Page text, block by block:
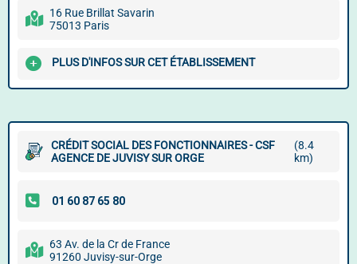
16 Rue Brillat Savarin
75013 Paris
PLUS D'INFOS SUR CET ÉTABLISSEMENT
CRÉDIT SOCIAL DES FONCTIONNAIRES - CSF
AGENCE DE JUVISY SUR ORGE
(8.4
km)
63 Av. de la Cr de France
91260 Juvisy-sur-Orge